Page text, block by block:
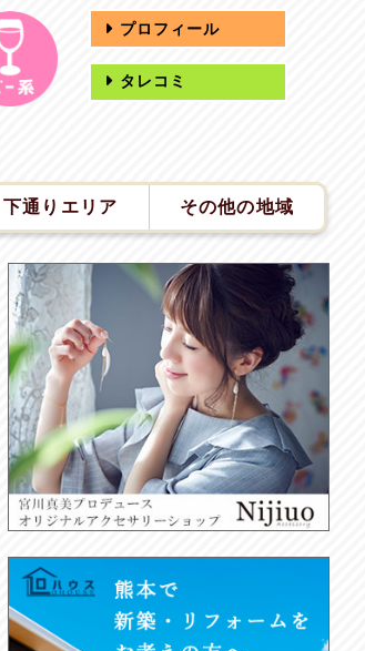
プロフィール
タレコミ
下通りエリア その他の地域